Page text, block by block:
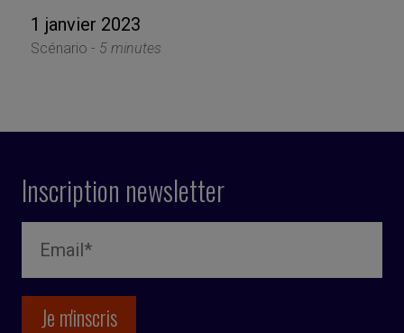
1 janvier 2023
Scénario - 5 minutes
Inscription newsletter